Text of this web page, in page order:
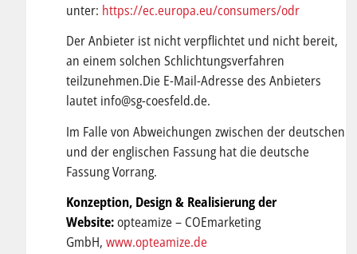
unter: https://ec.europa.eu/consumers/odr
Der Anbieter ist nicht verpflichtet und nicht bereit,
an einem solchen Schlichtungsverfahren
teilzunehmen.Die E-Mail-Adresse des Anbieters
lautet info@sg-coesfeld.de.
Im Falle von Abweichungen zwischen der deutschen
und der englischen Fassung hat die deutsche
Fassung Vorrang.
Konzeption, Design & Realisierung der
Website:opteamize – COEmarketing
GmbH, www.opteamize.de